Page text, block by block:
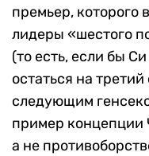
премьер, которого
лидеры «шестого
(то есть, если бы
остаться на
следующим
пример концепции
а не